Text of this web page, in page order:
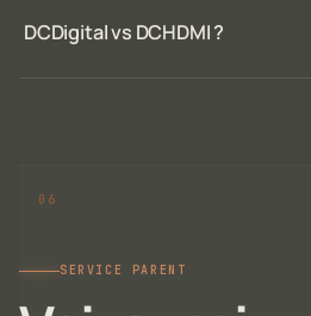
DCDigital vs DCHDMI ?
SERVICE PARENT